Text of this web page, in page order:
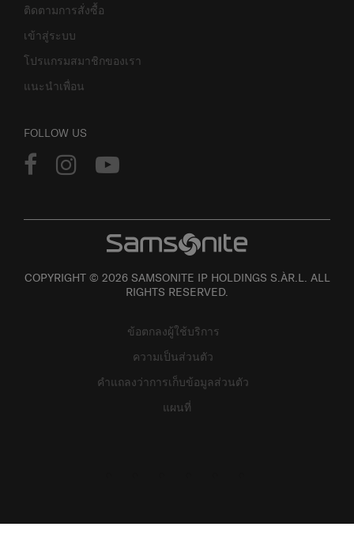
ติดตามการสั่งซื้อ
เข้าสู่ระบบ
โปรแกรมสมาชิกของเรา
แนะนำเพื่อน
FOLLOW US
COPYRIGHT © 2026 SAMSONITE IP HOLDINGS S.ÀR.L. ALL
RIGHTS RESERVED.
ข้อตกลงผู้ใช้บริการ
ความเป็นส่วนตัว
คำแถลงว่าการเก็บข้อมูลส่วนตัว
แผนที่